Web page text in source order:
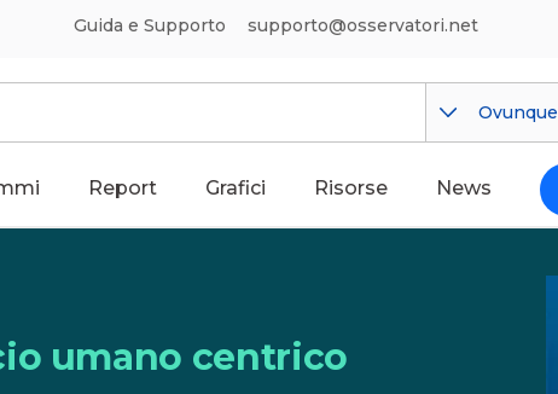
Guida e Supporto supporto@osservatori.net
Ovunque
Report Grafici Risorse News
umano centrico